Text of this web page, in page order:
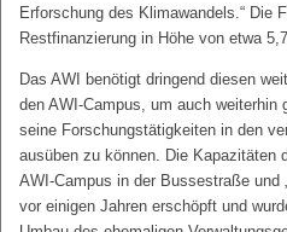
Erforschung des Klimawandels.“ Die
Restfinanzierung in Höhe von etwa
Das AWI benötigt dringend diesen
den AWI-Campus, um auch weiterhin
seine Forschungstätigkeiten in den
ausüben zu können. Die Kapazitäten
AWI-Campus in der Bussestraße und
vor einigen Jahren erschöpft und